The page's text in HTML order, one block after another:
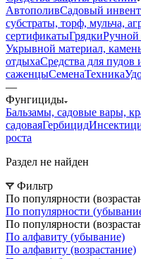
АвтополивСадовый
субстраты, торф, мульча,
сертификатыГрядкиРучной
Укрывной материал,
отдыхаСредства для пудов
саженцыСеменаТехника
—
Фунгициды
Бальзамы, садовые вары,
садоваяГербицид
роста
Раздел не найден
Фильтр
По популярности
По популярности
По популярности
По алфавиту (убывание)
По алфавиту (возрастание)